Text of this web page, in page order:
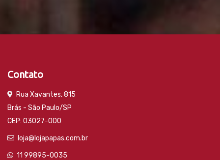
Contato
Rua Xavantes, 815
Brás - São Paulo/SP
CEP: 03027-000
loja@lojapapas.com.br
11 99895-0035